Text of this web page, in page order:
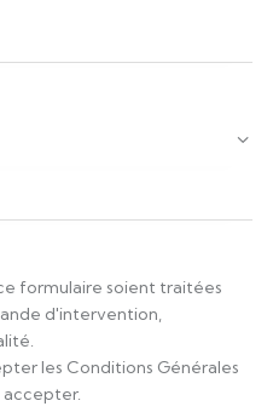
formulaire soient traitées
d'intervention,
les Conditions Générales
accepter.